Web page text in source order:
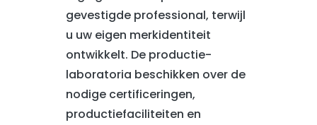
gevestigde professional, terwijl
u uw eigen merkidentiteit
ontwikkelt. De productie-
laboratoria beschikken over de
nodige certificeringen,
productiefaciliteiten en